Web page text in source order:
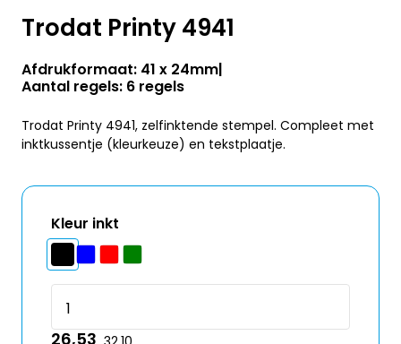
Trodat Printy 4941
Afdrukformaat: 41 x 24mm
Aantal regels: 6 regels
Trodat Printy 4941, zelfinktende stempel. Compleet met
inktkussentje (kleurkeuze) en tekstplaatje.
Kleur inkt
26,53